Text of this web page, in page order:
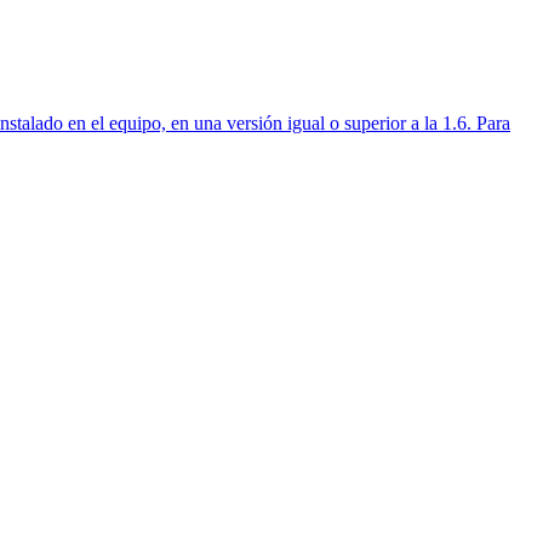
en el equipo, en una versión igual o superior a la 1.6. Para